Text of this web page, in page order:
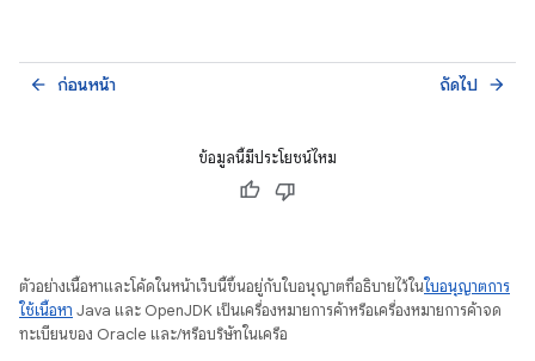
ก่อนหน้า
arrow_back ถัดไป arrow_forward
ข้อมูลนี้มีประโยชน์ไหม
ตัวอย่างเนื้อหาและโค้ดในหน้าเว็บนี้ขึ้นอยู่กับใบอนุญาตที่อธิบายไว้ในใบอนุญาตการ
ใช้เนื้อหา Java และ OpenJDK เป็นเครื่องหมายการค้าหรือเครื่องหมายการค้าจด
ทะเบียนของ Oracle และ/หรือบริษัทในเครือ